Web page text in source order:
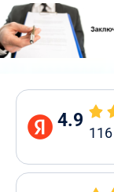
4.9
116